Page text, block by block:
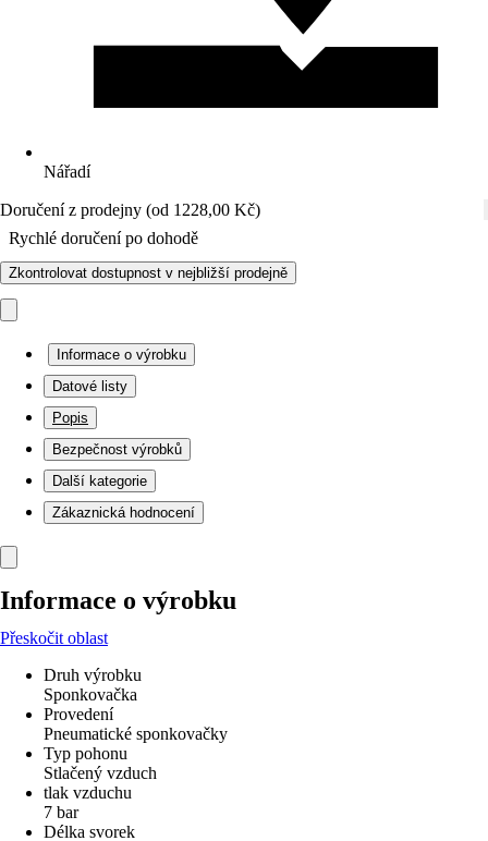
Nářadí
Doručení z prodejny (od 1228,00 Kč)
Rychlé doručení po dohodě
Zkontrolovat dostupnost v nejbližší prodejně
Informace o výrobku
Datové listy
Popis
Bezpečnost výrobků
Další kategorie
Zákaznická hodnocení
Informace o výrobku
Přeskočit oblast
Druh výrobku
Sponkovačka
Provedení
Pneumatické sponkovačky
Typ pohonu
Stlačený vzduch
tlak vzduchu
7 bar
Délka svorek